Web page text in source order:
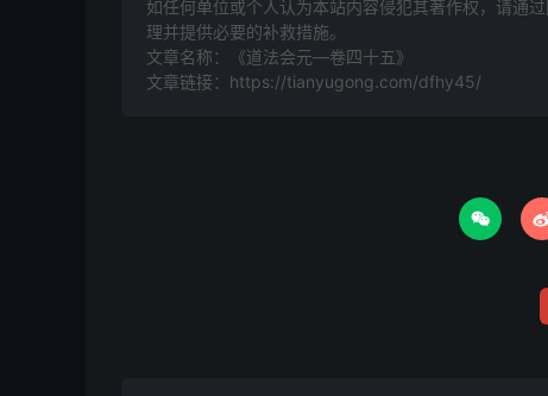
昊天金阙玉皇上帝玉陛下具位臣姓某谨内封
方函式
如任何单位或个人认为本站内容侵犯其著作权，请通
理并提供必要的补救措施。
文章名称：《道法会元—卷四十五》
文章链接： https://tianyugong.com/dfhy45/
